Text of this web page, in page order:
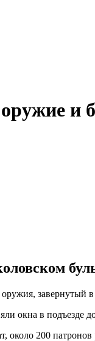
и
завернутый
окна в подъезде
200 патронов